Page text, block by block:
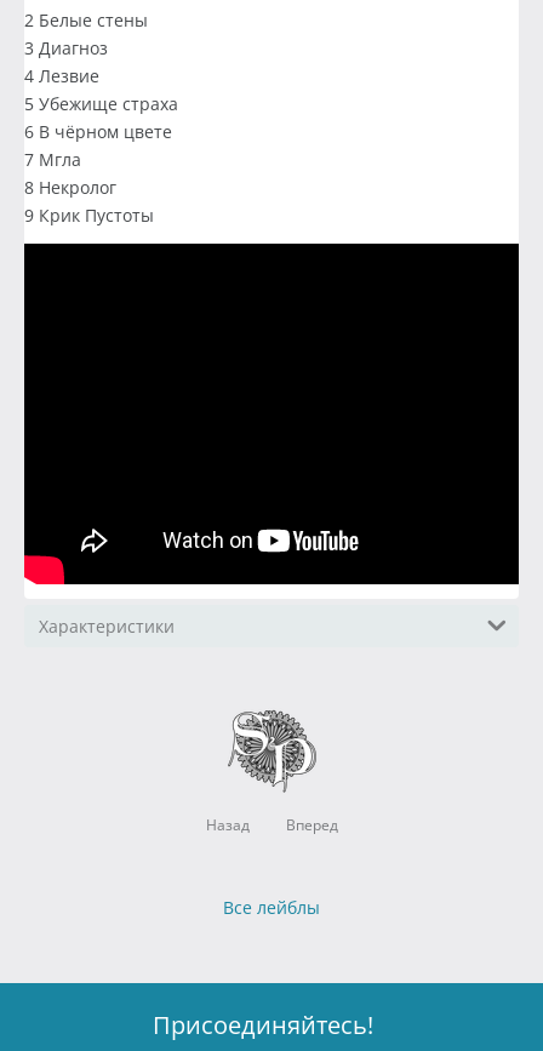
2 Белые стены
3 Диагноз
4 Лезвие
5 Убежище страха
6 В чёрном цвете
7 Мгла
8 Некролог
9 Крик Пустоты
Характеристики
Назад Вперед
Все лейблы
Присоединяйтесь!